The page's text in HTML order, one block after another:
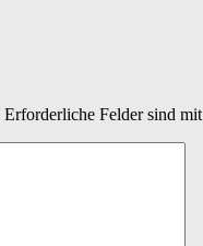
Erforderliche Felder sind mit